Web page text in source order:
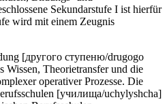
Sekundarstufe I ist hierfür
wird mit einem Zeugnis
[другого ступеню/drugogo
Wissen, Theorietransfer und die
operativer Prozesse. Die
[училища/uchylyshcha]